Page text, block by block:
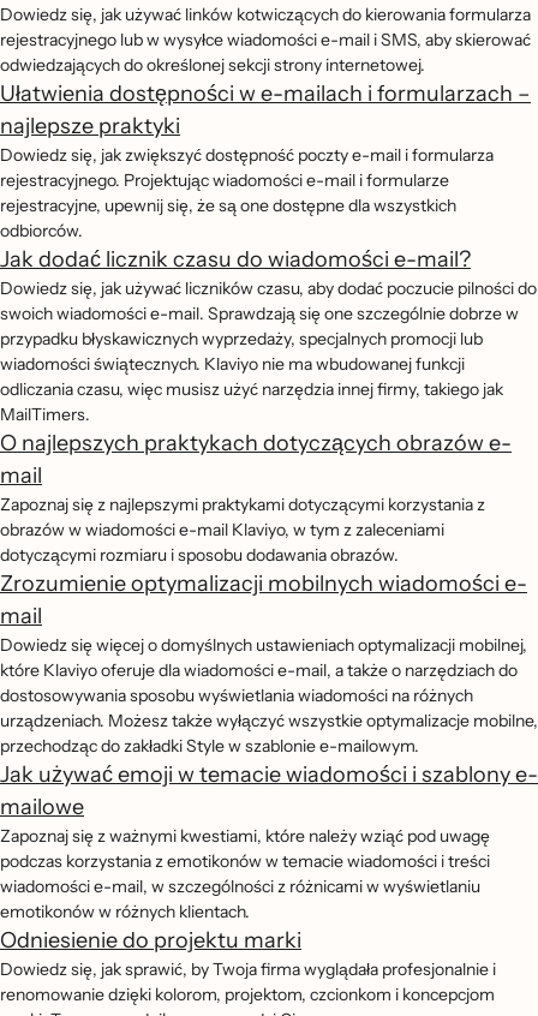
Dowiedz się, jak używać linków kotwiczących do kierowania formularza
rejestracyjnego lub w wysyłce wiadomości e-mail i SMS, aby skierować
odwiedzających do określonej sekcji strony internetowej.
Ułatwienia dostępności w e-mailach i formularzach –
najlepsze praktyki
Dowiedz się, jak zwiększyć dostępność poczty e-mail i formularza
rejestracyjnego. Projektując wiadomości e-mail i formularze
rejestracyjne, upewnij się, że są one dostępne dla wszystkich
odbiorców.
Jak dodać licznik czasu do wiadomości e-mail?
Dowiedz się, jak używać liczników czasu, aby dodać poczucie pilności do
swoich wiadomości e-mail. Sprawdzają się one szczególnie dobrze w
przypadku błyskawicznych wyprzedaży, specjalnych promocji lub
wiadomości świątecznych. Klaviyo nie ma wbudowanej funkcji
odliczania czasu, więc musisz użyć narzędzia innej firmy, takiego jak
MailTimers.
O najlepszych praktykach dotyczących obrazów e-
mail
Zapoznaj się z najlepszymi praktykami dotyczącymi korzystania z
obrazów w wiadomości e-mail Klaviyo, w tym z zaleceniami
dotyczącymi rozmiaru i sposobu dodawania obrazów.
Zrozumienie optymalizacji mobilnych wiadomości e-
mail
Dowiedz się więcej o domyślnych ustawieniach optymalizacji mobilnej,
które Klaviyo oferuje dla wiadomości e-mail, a także o narzędziach do
dostosowywania sposobu wyświetlania wiadomości na różnych
urządzeniach. Możesz także wyłączyć wszystkie optymalizacje mobilne,
przechodząc do zakładki Style w szablonie e-mailowym.
Jak używać emoji w temacie wiadomości i szablony e-
mailowe
Zapoznaj się z ważnymi kwestiami, które należy wziąć pod uwagę
podczas korzystania z emotikonów w temacie wiadomości i treści
wiadomości e-mail, w szczególności z różnicami w wyświetlaniu
emotikonów w różnych klientach.
Odniesienie do projektu marki
Dowiedz się, jak sprawić, by Twoja firma wyglądała profesjonalnie i
renomowanie dzięki kolorom, projektom, czcionkom i koncepcjom